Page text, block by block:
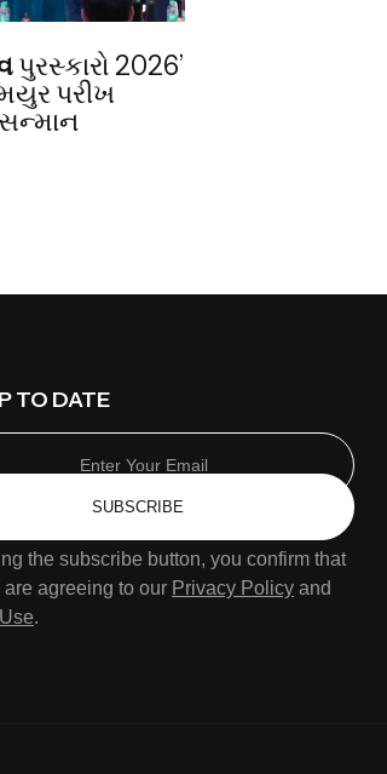
પુરસ્કારો 2026’
પરીખ
TO DATE
SUBSCRIBE
the subscribe button, you confirm that
agreeing to our Privacy Policy and
.